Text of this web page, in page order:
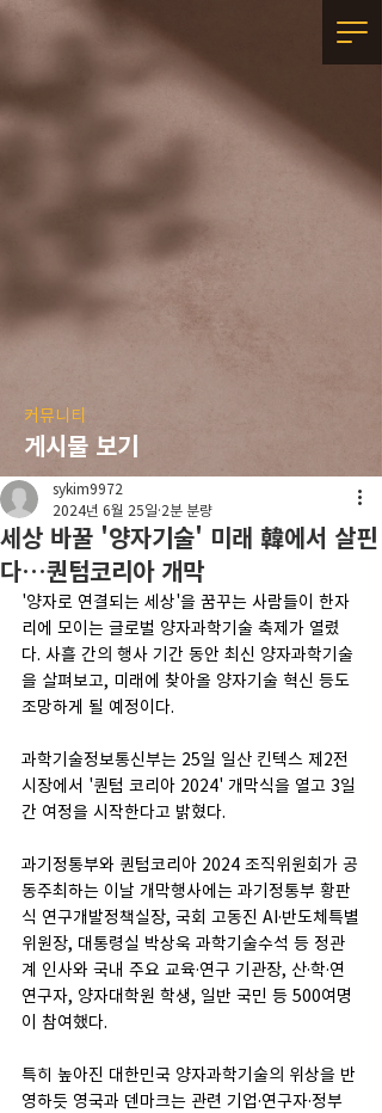
커뮤니티
게시물 보기
세상 바꿀 '양자기술' 미래 韓에서 살핀
다…퀀텀코리아 개막
sykim9972
2024년 6월 25일 2분 분량
'양자로 연결되는 세상'을 꿈꾸는 사람들이 한자
리에 모이는 글로벌 양자과학기술 축제가 열렸
다. 사흘 간의 행사 기간 동안 최신 양자과학기술
을 살펴보고, 미래에 찾아올 양자기술 혁신 등도
조망하게 될 예정이다.
과학기술정보통신부는 25일 일산 킨텍스 제2전
시장에서 '퀀텀 코리아 2024' 개막식을 열고 3일
간 여정을 시작한다고 밝혔다.
과기정통부와 퀀텀코리아 2024 조직위원회가 공
동주최하는 이날 개막행사에는 과기정통부 황판
식 연구개발정책실장, 국회 고동진 AI·반도체특별
위원장, 대통령실 박상욱 과학기술수석 등 정관
계 인사와 국내 주요 교육·연구 기관장, 산·학·연
연구자, 양자대학원 학생, 일반 국민 등 500여명
이 참여했다.
특히 높아진 대한민국 양자과학기술의 위상을 반
영하듯 영국과 덴마크는 관련 기업·연구자·정부